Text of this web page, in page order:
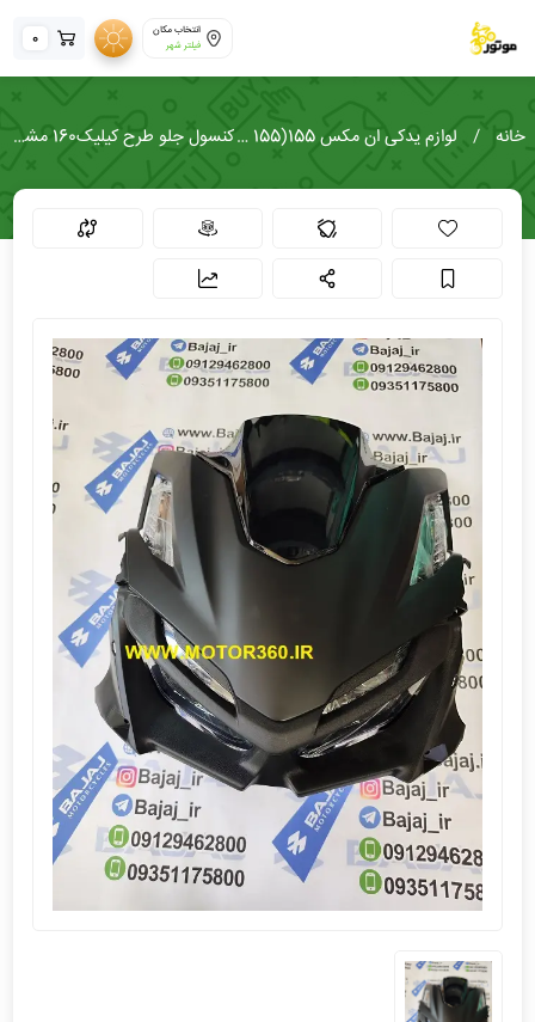
انتخاب مکان
فیلتر شهر
0
خانه لوازم یدکی ان مکس 155(NMAX 155) کنسول جلو طرح کیلیک160 مشکی